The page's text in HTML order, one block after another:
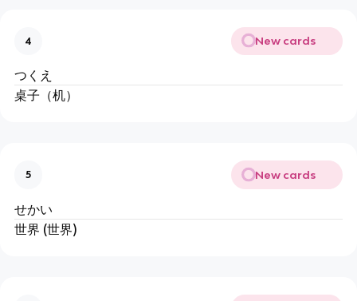
4 New cards
つくえ
桌子（机）
5 New cards
せかい
世界 (世界)